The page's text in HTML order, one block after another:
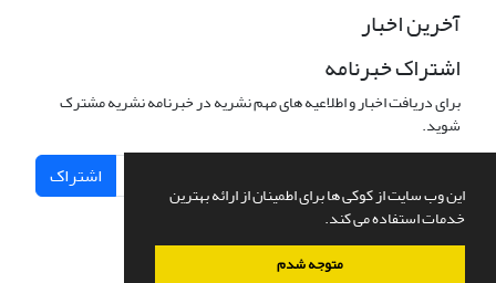
این وب سایت از کوکی ها برای اطمینان از ارائه بهترین
خدمات استفاده می کند.
متوجه شدم
آخرین اخبار
اشتراک خبرنامه
برای دریافت اخبار و اطلاعیه های مهم نشریه در خبرنامه نشریه مشترک
شوید.
اشتراک